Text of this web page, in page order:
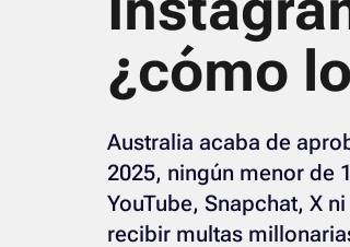
¿cómo
Australia acaba de
2025, ningún menor de
YouTube, Snapchat, X
recibir multas